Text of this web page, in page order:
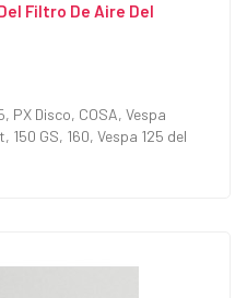
Filtro De Aire Del
PX Disco, COSA, Vespa
150 GS, 160, Vespa 125 del